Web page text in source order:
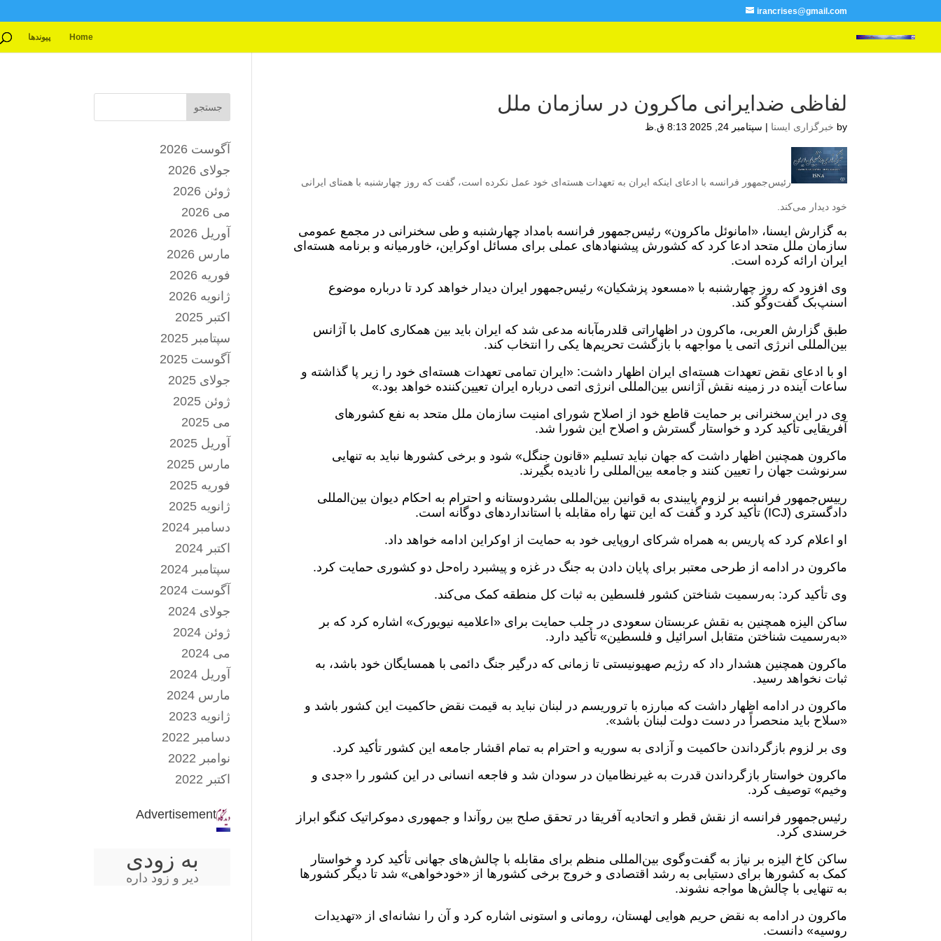
irancrises@gmail.com
Home پیوندها
لفاظی ضدایرانی ماکرون در سازمان ملل
by خبرگزاری ایسنا | سپتامبر 24, 2025 8:13 ق.ظ
رئیس‌جمهور فرانسه با ادعای اینکه ایران به تعهدات هسته‌ای خود عمل نکرده است، گفت که روز چهارشنبه با همتای ایرانی
خود دیدار می‌کند.
به گزارش ایسنا، «امانوئل ماکرون» رئیس‌جمهور فرانسه بامداد چهارشنبه و طی سخنرانی در مجمع عمومی
سازمان ملل متحد ادعا کرد که کشورش پیشنهادهای عملی برای مسائل اوکراین، خاورمیانه و برنامه هسته‌ای
ایران ارائه کرده است.
وی افزود که روز چهارشنبه با «مسعود پزشکیان» رئیس‌جمهور ایران دیدار خواهد کرد تا درباره موضوع
اسنپ‌بک گفت‌وگو کند.
طبق گزارش العربی، ماکرون در اظهاراتی قلدرمآبانه مدعی شد که ایران باید بین همکاری کامل با آژانس
بین‌المللی انرژی اتمی یا مواجهه با بازگشت تحریم‌ها یکی را انتخاب کند.
او با ادعای نقض تعهدات هسته‌ای ایران اظهار داشت: «ایران تمامی تعهدات هسته‌ای خود را زیر پا گذاشته و
ساعات آینده در زمینه نقش آژانس بین‌المللی انرژی اتمی درباره ایران تعیین‌کننده خواهد بود.»
وی در این سخنرانی بر حمایت قاطع خود از اصلاح شورای امنیت سازمان ملل متحد به نفع کشورهای
آفریقایی تأکید کرد و خواستار گسترش و اصلاح این شورا شد.
ماکرون همچنین اظهار داشت که جهان نباید تسلیم «قانون جنگل» شود و برخی کشورها نباید به تنهایی
سرنوشت جهان را تعیین کنند و جامعه بین‌المللی را نادیده بگیرند.
رییس‌جمهور فرانسه بر لزوم پایبندی به قوانین بین‌المللی بشردوستانه و احترام به احکام دیوان بین‌المللی
دادگستری (ICJ) تأکید کرد و گفت که این تنها راه مقابله با استانداردهای دوگانه است.
او اعلام کرد که پاریس به همراه شرکای اروپایی خود به حمایت از اوکراین ادامه خواهد داد.
ماکرون در ادامه از طرحی معتبر برای پایان دادن به جنگ در غزه و پیشبرد راه‌حل دو کشوری حمایت کرد.
وی تأکید کرد: به‌رسمیت شناختن کشور فلسطین به ثبات کل منطقه کمک می‌کند.
ساکن الیزه همچنین به نقش عربستان سعودی در جلب حمایت برای «اعلامیه نیویورک» اشاره کرد که بر
«به‌رسمیت شناختن متقابل اسرائیل و فلسطین» تأکید دارد.
ماکرون همچنین هشدار داد که رژیم صهیونیستی تا زمانی که درگیر جنگ دائمی با همسایگان خود باشد، به
ثبات نخواهد رسید.
ماکرون در ادامه اظهار داشت که مبارزه با تروریسم در لبنان نباید به قیمت نقض حاکمیت این کشور باشد و
«سلاح باید منحصراً در دست دولت لبنان باشد».
وی بر لزوم بازگرداندن حاکمیت و آزادی به سوریه و احترام به تمام اقشار جامعه این کشور تأکید کرد.
ماکرون خواستار بازگرداندن قدرت به غیرنظامیان در سودان شد و فاجعه انسانی در این کشور را «جدی و
وخیم» توصیف کرد.
رئیس‌جمهور فرانسه از نقش قطر و اتحادیه آفریقا در تحقق صلح بین روآندا و جمهوری دموکراتیک کنگو ابراز
خرسندی کرد.
ساکن کاخ الیزه بر نیاز به گفت‌وگوی بین‌المللی منظم برای مقابله با چالش‌های جهانی تأکید کرد و خواستار
کمک به کشورها برای دستیابی به رشد اقتصادی و خروج برخی کشورها از «خودخواهی» شد تا دیگر کشورها
به تنهایی با چالش‌ها مواجه نشوند.
ماکرون در ادامه به نقض حریم هوایی لهستان، رومانی و استونی اشاره کرد و آن را نشانه‌ای از «تهدیدات
روسیه» دانست.
جستجو
آگوست 2026
جولای 2026
ژوئن 2026
می 2026
آوریل 2026
مارس 2026
فوریه 2026
ژانویه 2026
اکتبر 2025
سپتامبر 2025
آگوست 2025
جولای 2025
ژوئن 2025
می 2025
آوریل 2025
مارس 2025
فوریه 2025
ژانویه 2025
دسامبر 2024
اکتبر 2024
سپتامبر 2024
آگوست 2024
جولای 2024
ژوئن 2024
می 2024
آوریل 2024
مارس 2024
ژانویه 2023
دسامبر 2022
نوامبر 2022
اکتبر 2022
Advertisement
به زودی
دیر و زود داره